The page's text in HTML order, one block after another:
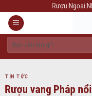
content
Rượu Ngoại
kiếm:
TIN TỨC
Rượu vang Pháp